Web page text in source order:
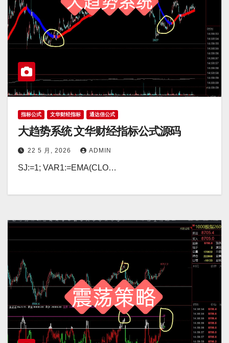
指标公式 文华财经指标 通达信公式
大趋势系统 文华财经指标公式源码
22 5 月, 2026 ADMIN
SJ:=1; VAR1:=EMA(CLO…